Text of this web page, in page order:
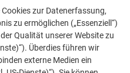
dass die Sailerklemmen
(siehe Abbildung
zur Datenerfassung,
zu ermöglichen („Essenziell“)
Qualität unserer Website zu
Überdies führen wir
externe Medien ein